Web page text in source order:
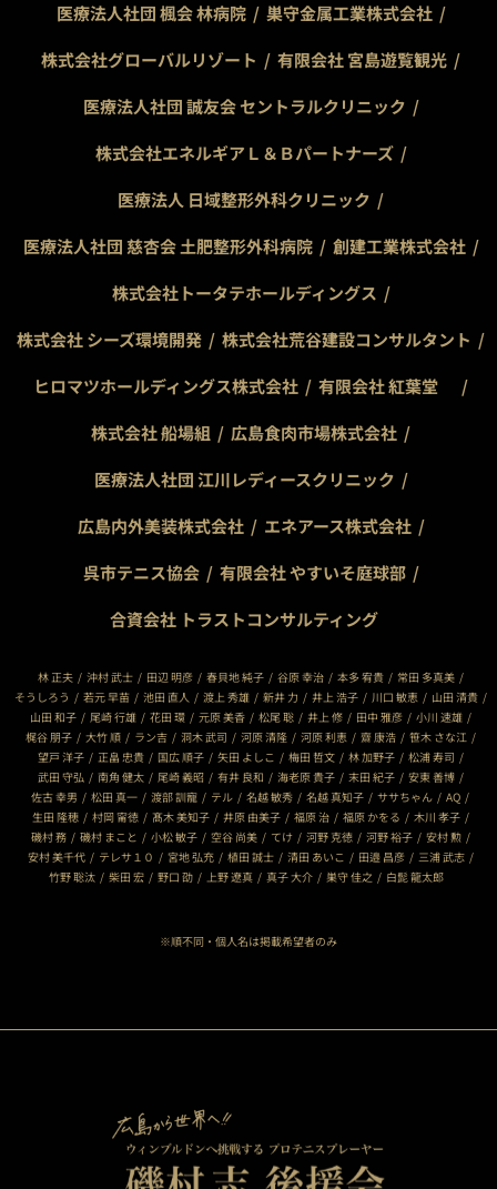
医療法人社団 楓会 林病院
巣守金属工業株式会社
株式会社グローバルリゾート
有限会社 宮島遊覧観光
医療法人社団 誠友会 セントラルクリニック
株式会社エネルギアＬ＆Ｂパートナーズ
医療法人 日域整形外科クリニック
医療法人社団 慈杏会 土肥整形外科病院
創建工業株式会社
株式会社トータテホールディングス
株式会社 シーズ環境開発
株式会社荒谷建設コンサルタント
ヒロマツホールディングス株式会社
有限会社 紅葉堂
株式会社 船場組
広島食肉市場株式会社
医療法人社団 江川レディースクリニック
広島内外美装株式会社
エネアース株式会社
呉市テニス協会
有限会社 やすいそ庭球部
合資会社 トラストコンサルティング
林 正夫 沖村 武士 田辺 明彦 春貝地 純子 谷原 幸治 本多 宥貴
常田 多真美
そうしろう
若元 早苗 池田 直人 渡上 秀雄 新井 力 井上 浩子 川口 敏恵
山田 清貴
山田 和子
尾崎 行雄 花田 環 元原 美香 松尾 聡 井上 修 田中 雅彦
小川 速雄
梶谷 朋子
大竹 順 ラン吉 洞木 武司 河原 清隆 河原 利恵 齋 康浩
笹木 さな江
望戸 洋子
正畠 忠貴 国広 順子 矢田 よしこ 梅田 哲文 林 加野子
松浦 寿司
武田 守弘
南角 健太 尾崎 義昭 有井 良和 海老原 貴子 末田 紀子
安東 善博
佐古 幸男
松田 真一 渡部 訓寵 テル 名越 敏秀 名越 真知子 ササちゃん
AQ
生田 隆穂
村岡 甯徳 髙木 美知子 井原 由美子 福原 治 福原 かをる
木川 孝子
磯村 務
磯村 まこと 小松 敏子 空谷 尚美 てけ 河野 克徳 河野 裕子
安村 勲
安村 美千代
テレサ１０ 宮地 弘充 植田 誠士 清田 あいこ 田邉 昌彦
三浦 武志
竹野 聡汰
柴田 宏 野口 劭 上野 遼真 真子 大介 巣守 佳之 白髭 龍太郎
※順不同・個人名は掲載希望者のみ